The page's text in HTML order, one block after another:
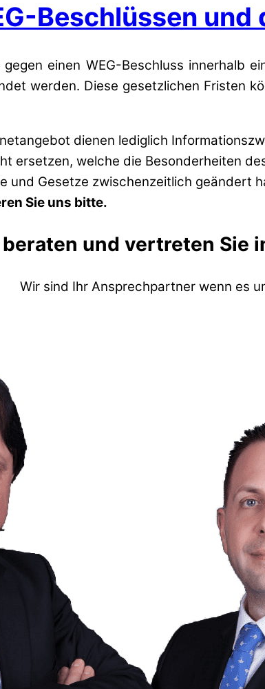
Beschlüssen
einen WEG-Beschluss innerhalb
werden. Diese gesetzlichen Fristen
dienen lediglich
ersetzen, welche die Besonderheiten
und Gesetze zwischenzeitlich geändert
Sie uns bitte.
und vertreten Sie
Wir sind Ihr Ansprechpartner wenn es